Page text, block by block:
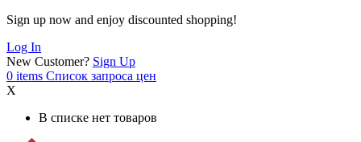
Sign up now and enjoy discounted shopping!
Log In
New Customer? Sign Up
0 items Список запроса цен
X
В списке нет товаров